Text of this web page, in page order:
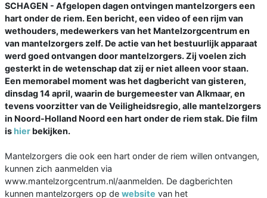
SCHAGEN - Afgelopen dagen ontvingen mantelzorgers een
hart onder de riem. Een bericht, een video of een rijm van
wethouders, medewerkers van het Mantelzorgcentrum en
van mantelzorgers zelf. De actie van het bestuurlijk apparaat
werd goed ontvangen door mantelzorgers. Zij voelen zich
gesterkt in de wetenschap dat zij er niet alleen voor staan.
Een memorabel moment was het dagbericht van gisteren,
dinsdag 14 april, waarin de burgemeester van Alkmaar, en
tevens voorzitter van de Veiligheidsregio, alle mantelzorgers
in Noord-Holland Noord een hart onder de riem stak. Die film
ishier bekijken.
Mantelzorgers die ook een hart onder de riem willen ontvangen,
kunnen zich aanmelden via
www.mantelzorgcentrum.nl/aanmelden. De dagberichten
kunnen mantelzorgers op de website van het